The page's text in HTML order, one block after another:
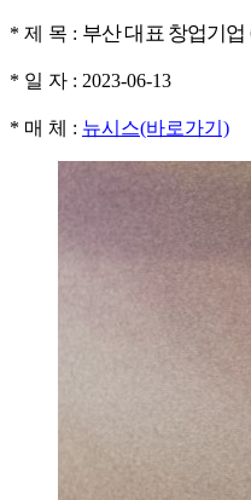
* 제 목 : 부산 대표 창업기업
* 일 자 : 2023-06-13
* 매 체 : 뉴시스(바로가기)